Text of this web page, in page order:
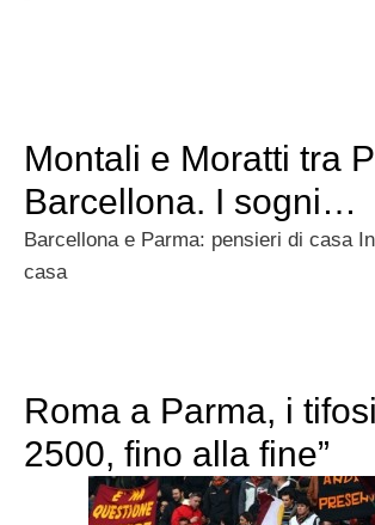
Montali e Moratti tra
Barcellona. I sogni…
Barcellona e Parma: pensieri di casa
casa
Roma a Parma, i
2500, fino alla fine”